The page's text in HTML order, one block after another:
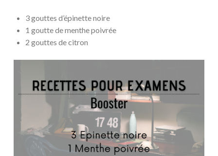
3 gouttes d’épinette noire
1 goutte de menthe poivrée
2 gouttes de citron